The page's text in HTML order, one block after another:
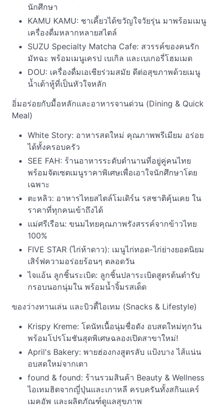
นักศึกษา
KAMU KAMU: ชาเคี้ยวได้ขวัญใจวัยรุ่น มาพร้อมเมนู
เครื่องดื่มหลากหลายสไตล์
SUZU Specialty Matcha Cafe: สวรรค์ของคนรัก
มัทฉะ พร้อมเมนูเครป เบเกิล และเบเกอรี่โฮมเมด
DOU: เครื่องดื่มเอเชียร่วมสมัย ดีต่อสุขภาพด้วยเมนู
น้ำเต้าหู้ที่เป็นหัวใจหลัก
อิ่มอร่อยกับมื้อหลักและอาหารจานด่วน (Dining & Quick
Meal)
White Story: อาหารสดใหม่ คุณภาพพรีเมียม อร่อย
ได้ทั้งครอบครัว
SEE FAH: ร้านอาหารระดับตำนานที่อยู่คู่คนไทย
พร้อมจัดเซตเมนูราคาพิเศษเพื่อเอาใจนักศึกษาโดย
เฉพาะ
ตะหลิว: อาหารไทยสไตล์โมเดิร์น รสชาติคุ้นเคย ใน
ราคาที่ทุกคนเข้าถึงได้
แม่ศรีเรือน: ขนมไทยคุณภาพรังสรรค์จากข้าวไทย
100%
FIVE STAR (ไก่ห้าดาว): เมนูไก่ทอด-ไก่ย่างยอดนิยม
เสิร์ฟความอร่อยร้อนๆ ตลอดวัน
ไจแอ้น ลูกชิ้นระเบิด: ลูกชิ้นปลาระเบิดสูตรต้นตำรับ
กรอบนอกนุ่มใน พร้อมน้ำจิ้มรสเด็ด
ของว่างทานเล่น และบิวตี้ไอเทม (Snacks & Lifestyle)
Krispy Kreme: โดนัทเนื้อนุ่มชื่อดัง อบสดใหม่ทุกวัน
พร้อมโปรโมชันสุดพิเศษฉลองเปิดสาขาใหม่!
April's Bakery: พายฮ่องกงสูตรลับ แป้งบาง ไส้แน่น
อบสดใหม่จากเตา
found & found: ร้านรวมสินค้า Beauty & Wellness
ไอเทมฮิตจากญี่ปุ่นและเกาหลี ครบครันทั้งสกินแคร์
เมคอัพ และผลิตภัณฑ์ดูแลสุขภาพ